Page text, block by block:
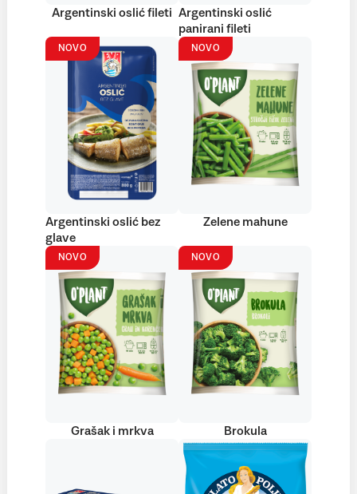
Argentinski oslić fileti Argentinski oslić
panirani fileti
NOVO
Argentinski oslić bez
glave
NOVO
Zelene mahune
NOVO
Grašak i mrkva
NOVO
Brokula